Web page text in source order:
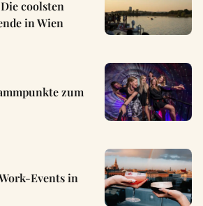
coolsten
in Wien
zum
Events in